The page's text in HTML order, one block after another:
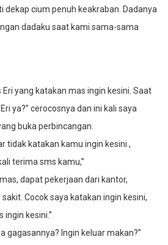
dekap cium penuh keakraban. Dadanya
dadaku saat kami sama-sama
Eri yang katakan mas ingin kesini. Saat
ya?” cerocosnya dan ini kali saya
buka perbincangan.
tidak katakan kamu ingin kesini ,
terima sms kamu,”
dapat pekerjaan dari kantor,
Cocok saya katakan ingin kesini,
ingin kesini.”
gagasannya? Ingin keluar makan?”